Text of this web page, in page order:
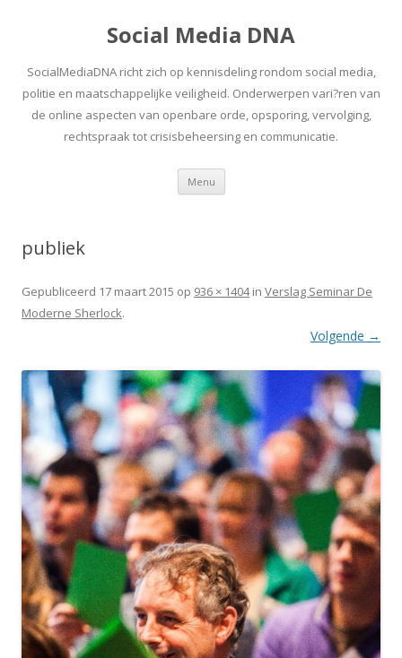
Social Media DNA
SocialMediaDNA richt zich op kennisdeling rondom social media,
politie en maatschappelijke veiligheid. Onderwerpen vari?ren van
de online aspecten van openbare orde, opsporing, vervolging,
rechtspraak tot crisisbeheersing en communicatie.
Menu Spring
inhoud
publiek
Gepubliceerd 17 maart 2015 op 936 × 1404in Verslag Seminar De
Moderne Sherlock.
Volgende →